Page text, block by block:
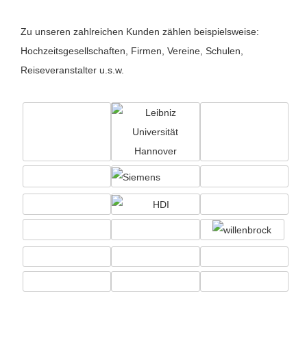
Zu unseren zahlreichen Kunden zählen beispielsweise:
Hochzeitsgesellschaften, Firmen, Vereine, Schulen,
Reiseveranstalter u.s.w.